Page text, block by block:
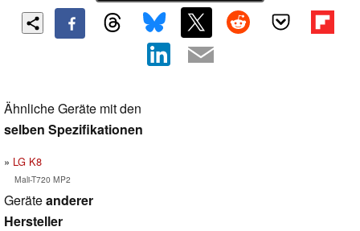
Ähnliche Geräte mit den
selben Spezifikationen
LG K8
Mali-T720 MP2
Geräteanderer
Hersteller